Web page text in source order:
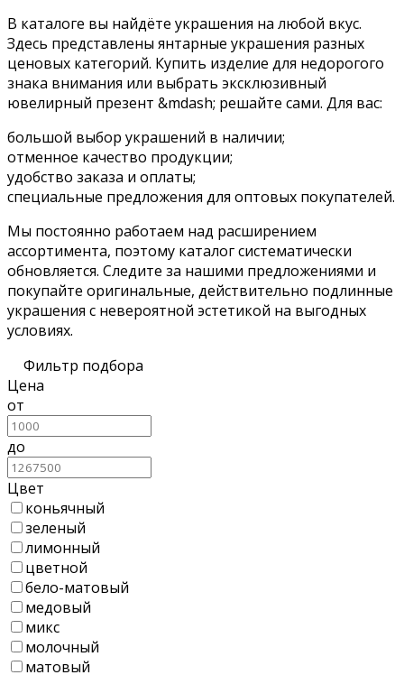
В каталоге вы найдёте украшения на любой вкус.
Здесь представлены янтарные украшения разных
ценовых категорий. Купить изделие для недорогого
знака внимания или выбрать эксклюзивный
ювелирный презент &mdash; решайте сами. Для вас:
большой выбор украшений в наличии;
отменное качество продукции;
удобство заказа и оплаты;
специальные предложения для оптовых покупателей.
Мы постоянно работаем над расширением
ассортимента, поэтому каталог систематически
обновляется. Следите за нашими предложениями и
покупайте оригинальные, действительно подлинные
украшения с невероятной эстетикой на выгодных
условиях.
Фильтр подбора
Цена
от
до
Цвет
коньячный
зеленый
лимонный
цветной
бело-матовый
медовый
микс
молочный
матовый